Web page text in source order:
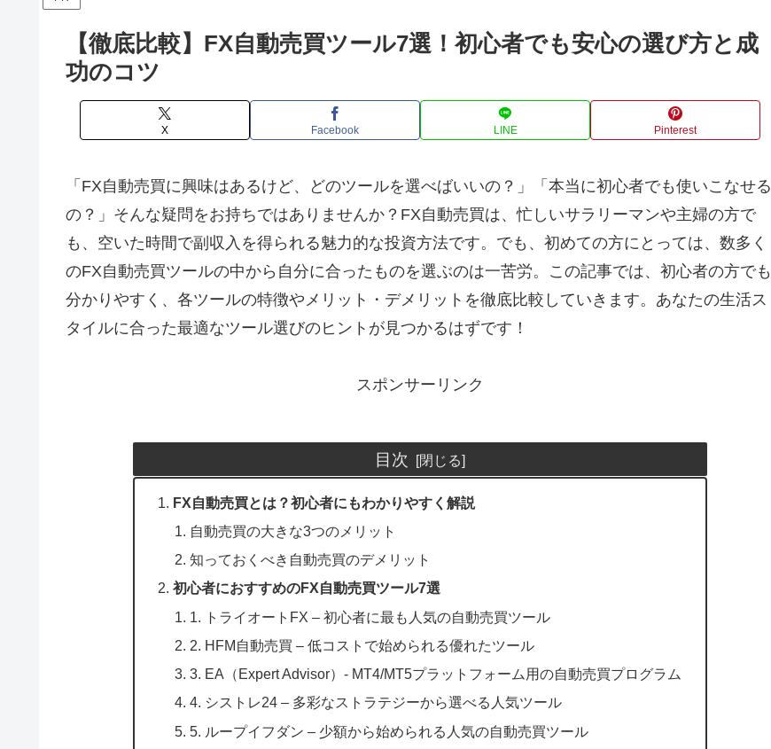
【徹底比較】FX自動売買ツール7選！初心者でも安心の選び方と成
功のコツ
X Facebook LINE Pinterest
「FX自動売買に興味はあるけど、どのツールを選べばいいの？」「本当に初心者でも使いこなせる
の？」そんな疑問をお持ちではありませんか？FX自動売買は、忙しいサラリーマンや主婦の方で
も、空いた時間で副収入を得られる魅力的な投資方法です。でも、初めての方にとっては、数多く
のFX自動売買ツールの中から自分に合ったものを選ぶのは一苦労。この記事では、初心者の方でも
分かりやすく、各ツールの特徴やメリット・デメリットを徹底比較していきます。あなたの生活ス
タイルに合った最適なツール選びのヒントが見つかるはずです！
スポンサーリンク
目次
FX自動売買とは？初心者にもわかりやすく解説
自動売買の大きな3つのメリット
知っておくべき自動売買のデメリット
初心者におすすめのFX自動売買ツール7選
1. トライオートFX – 初心者に最も人気の自動売買ツール
2. HFM自動売買 – 低コストで始められる優れたツール
3. EA（Expert Advisor）- MT4/MT5プラットフォーム用の自動売買プログラム
4. シストレ24 – 多彩なストラテジーから選べる人気ツール
5. ループイフダン – 少額から始められる人気の自動売買ツール